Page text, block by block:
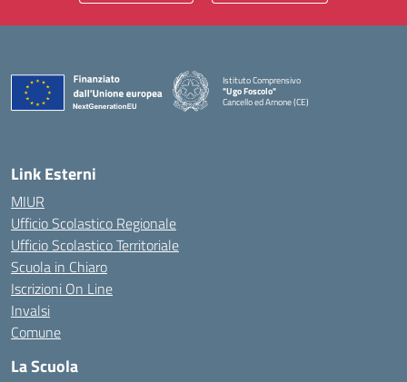
Istituto Comprensivo
"Ugo Foscolo"
Cancello ed Arnone (CE)
Link Esterni
MIUR
Ufficio Scolastico Regionale
Ufficio Scolastico Territoriale
Scuola in Chiaro
Iscrizioni On Line
Invalsi
Comune
La Scuola